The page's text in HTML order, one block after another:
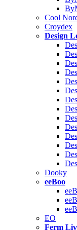
Cool
Croydex
Design
Dooky
eeBoo
EO
Ferm